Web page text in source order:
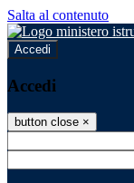
Salta al contenuto
Accedi
Accedi
button close ×